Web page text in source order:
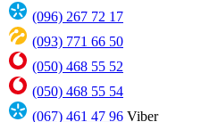
(096) 267 72 17
(093) 771 66 50
(050) 468 55 52
(050) 468 55 54
(067) 461 47 96 Viber